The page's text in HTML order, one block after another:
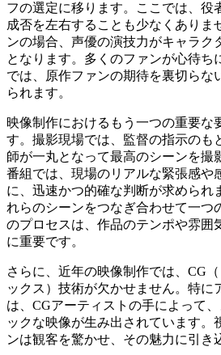
フの選定に移ります。ここでは、役
成否を左右することも少なくありま
ンの場合、声優の演技力がキャラク
となります。多くのファンが心待ち
では、原作ファンの期待を裏切らな
られます。
映像制作におけるもう一つの重要な
す。撮影現場では、監督の指示のも
師が一丸となって最高のシーンを撮
番組では、現場のリアルな緊張感や
に、迅速かつ的確な判断が求められ
れらのシーンをつなぎ合わせて一つ
のプロセスは、作品のテンポや雰囲
に重要です。
さらに、近年の映像制作では、CG
ックス）技術が欠かせません。特に
は、CGアーティストの手によって
ックな映像が生み出されています。
ンは観客を驚かせ、その魅力に引き